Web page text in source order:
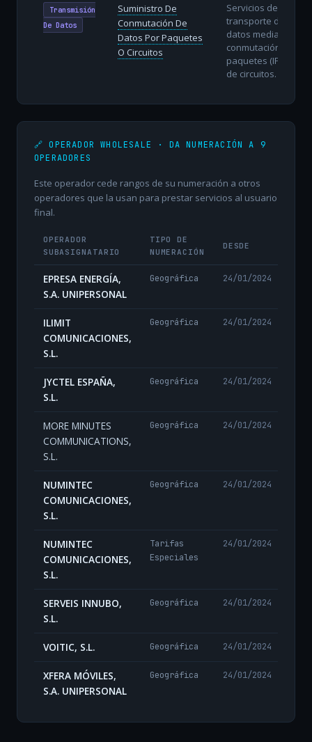
Transmisión
De Datos
Suministro De
Conmutación De
Datos Por Paquetes
O Circuitos
Servicios de
transporte de
datos mediante
conmutación de
paquetes (IP) o
de circuitos.
🔗 OPERADOR WHOLESALE · DA NUMERACIÓN A 9
OPERADORES
Este operador cede rangos de su numeración a otros
operadores que la usan para prestar servicios al usuario
final.
OPERADOR
SUBASIGNATARIO
TIPO DE
NUMERACIÓN
DESDE
EPRESA ENERGÍA,
S.A. UNIPERSONAL
Geográfica 24/01/2024
ILIMIT
COMUNICACIONES,
S.L.
Geográfica 24/01/2024
JYCTEL ESPAÑA,
S.L.
Geográfica 24/01/2024
MORE MINUTES
COMMUNICATIONS,
S.L.
Geográfica 24/01/2024
NUMINTEC
COMUNICACIONES,
S.L.
Geográfica 24/01/2024
NUMINTEC
COMUNICACIONES,
S.L.
Tarifas
Especiales
24/01/2024
SERVEIS INNUBO,
S.L.
Geográfica 24/01/2024
VOITIC, S.L. Geográfica 24/01/2024
XFERA MÓVILES,
S.A. UNIPERSONAL
Geográfica 24/01/2024